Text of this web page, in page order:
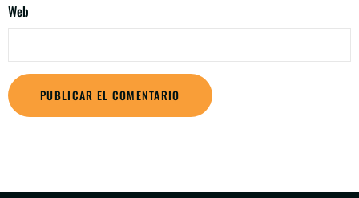
Web